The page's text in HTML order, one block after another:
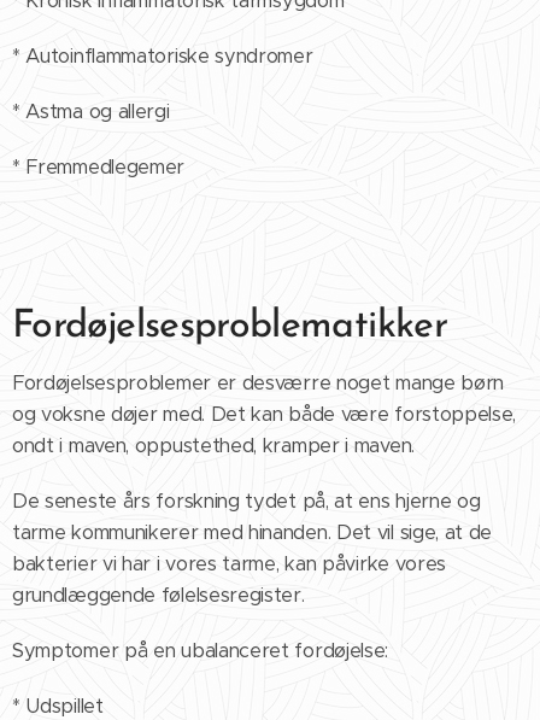
* Autoinflammatoriske syndromer
* Astma og allergi
* Fremmedlegemer
Fordøjelsesproblematikker
Fordøjelsesproblemer er desværre noget mange børn
og voksne døjer med. Det kan både være forstoppelse,
ondt i maven, oppustethed, kramper i maven.
De seneste års forskning tydet på, at ens hjerne og
tarme kommunikerer med hinanden. Det vil sige, at de
bakterier vi har i vores tarme, kan påvirke vores
grundlæggende følelsesregister.
Symptomer på en ubalanceret fordøjelse:
* Udspillet